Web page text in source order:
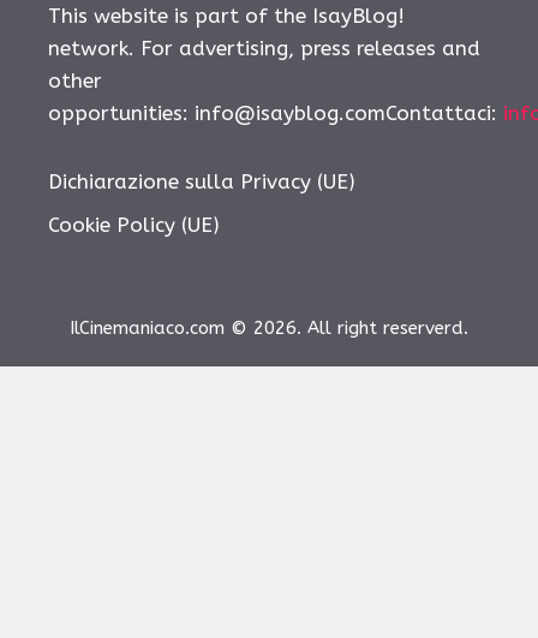
This website is part of the IsayBlog!
network. For advertising, press releases and
other
opportunities: info@isayblog.comContattaci:
Dichiarazione sulla Privacy (UE)
Cookie Policy (UE)
IlCinemaniaco.com © 2026. All right reserverd.